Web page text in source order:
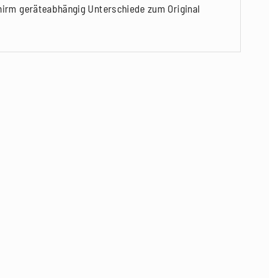
geräteabhängig Unterschiede zum Original